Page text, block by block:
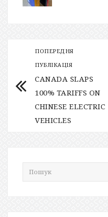
ПОПЕРЕДНЯ
ПУБЛІКАЦІЯ
CANADA SLAPS
100% TARIFFS ON
CHINESE ELECTRIC
VEHICLES